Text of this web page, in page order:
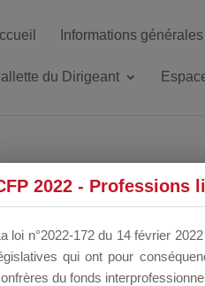
Informations générales
du Dirigeant
2022 - Professions
loi n°2022-172 du 14 février
qui ont pour
du fonds